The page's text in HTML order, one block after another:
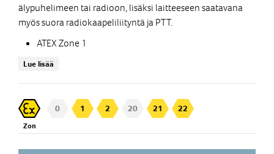
älypuhelimeen tai radioon, lisäksi laitteeseen saatavana
myös suora radiokaapeliliityntä ja PTT.
ATEX Zone 1
Erittäin selkeä äänenlaatu myös
meluisessa ympäristössä
Bluetooth yhteys puhelinkäyttöön sekä audion
kuunteluun
Lue lisää
Zon
0 1 2 20 21 22